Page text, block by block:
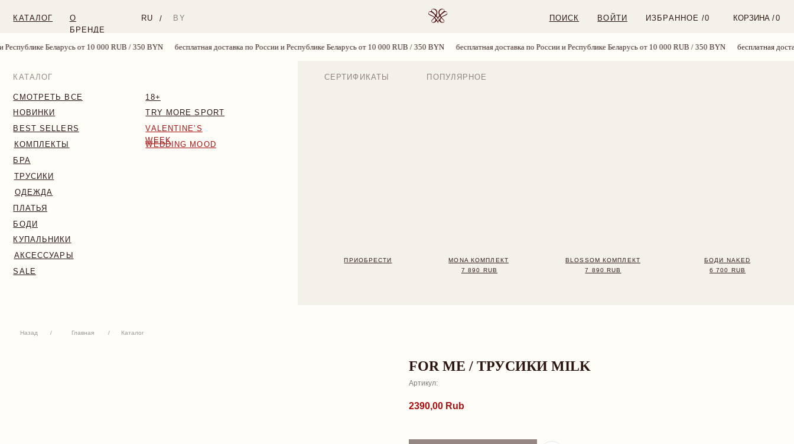
от 10 000 RUB / 350 BYN бесплатная доставка по России и Республике Беларусь от 10 000 RUB / 350 BYN бесплатная доставка по России и Республике Беларусь от 10 000 RUB / 350 BYN бесплатная доставка по России и
КАТАЛОГ
БРЕНДЕ
ВОЙТИ ИЗБРАННОЕ / КОРЗИНА /0
BY
/
НОВИНКИ
BEST SELLERS
КОМПЛЕКТЫ
БРА
ТРУСИКИ
ОДЕЖДА
КУПАЛЬНИКИ
АКСЕССУАРЫ
SALE
TRY MORE SPORT
VALENTINE’S
WEEK
WEDDING MOOD
FOR ME / ТРУСИКИ MILK
Артикул:
2390,00 Rub